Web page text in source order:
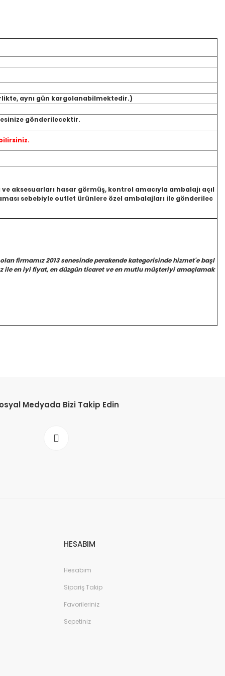
aynı gün kargolanabilmektedir.)
gönderilecektir.
aksesuarları hasar görmüş, kontrol amacıyla ambalajı açıl
sebebiyle outlet ürünlere özel ambalajları ile gönderilec
firmamız 2013 senesinde perakende kategorisinde hizmet'e başl
ile en iyi fiyat, en düzgün ticaret ve en mutlu müşteriyi amaçlamak
Medyada Bizi Takip Edin
HESABIM
Hesabım
Sipariş Takip
Favorileriniz
Sepetiniz